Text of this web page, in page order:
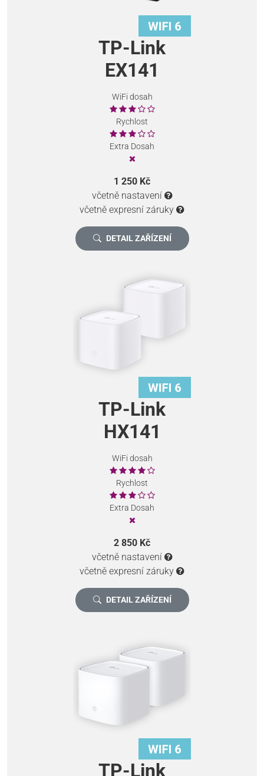
TP-Link
EX141
WiFi dosah
Rychlost
Extra Dosah
1 250 Kč
včetně nastavení
včetně expresní záruky
DETAIL ZAŘÍZENÍ
TP-Link
HX141
WiFi dosah
Rychlost
Extra Dosah
2 850 Kč
včetně nastavení
včetně expresní záruky
DETAIL ZAŘÍZENÍ
TP-Link